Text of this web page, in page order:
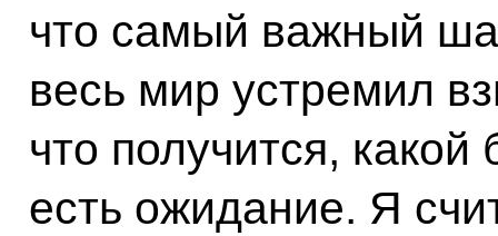
что самый важный
весь мир устремил
что получится, какой
есть ожидание. Я